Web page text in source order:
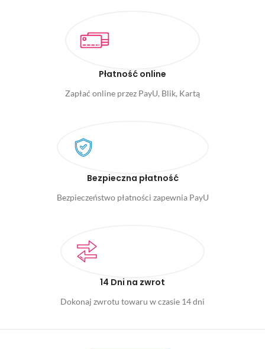
Płatność online
Zapłać online przez PayU, Blik, Kartą
Bezpieczna płatność
Bezpieczeństwo płatności zapewnia PayU
14 Dni na zwrot
Dokonaj zwrotu towaru w czasie 14 dni